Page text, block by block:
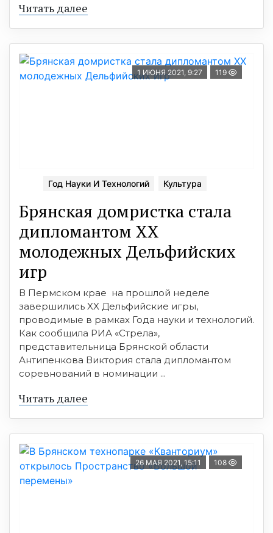
Читать далее
1 ИЮНЯ 2021, 9:27 119
Год Науки И Технологий Культура
Брянская домристка стала
дипломантом XX
молодежных Дельфийских
игр
В Пермском крае на прошлой неделе
завершились XX Дельфийские игры,
проводимые в рамках Года науки и технологий.
Как сообщила РИА «Стрела»,
представительница Брянской области
Антипенкова Виктория стала дипломантом
соревнований в номинации ...
Читать далее
26 МАЯ 2021, 15:11 108